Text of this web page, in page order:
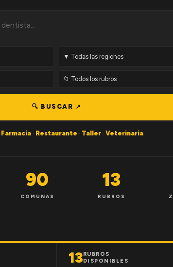
🔍 BUSCAR ↗
Farmacia · Restaurante · Taller · Veterinaria
90
COMUNAS
13
RUBROS
13RUBROS
DISPONIBLES